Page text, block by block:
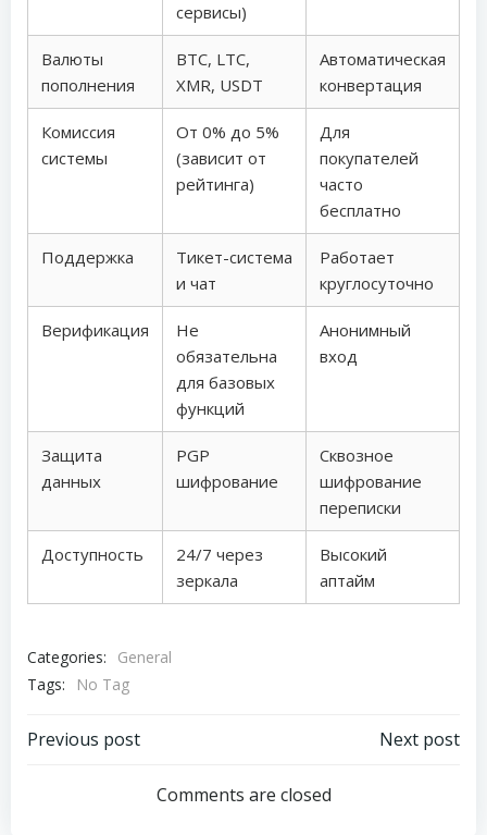
сервисы)
Валюты
пополнения
BTC, LTC,
XMR, USDT
Автоматическая
конвертация
Комиссия
системы
От 0% до 5%
(зависит от
рейтинга)
Для
покупателей
часто
бесплатно
Поддержка
Тикет-система
и чат
Работает
круглосуточно
Верификация
Не
обязательна
для базовых
функций
Анонимный
вход
Защита
данных
PGP
шифрование
Сквозное
шифрование
переписки
Доступность
24/7 через
зеркала
Высокий
аптайм
Categories:
General
Tags:
No Tag
Post
navigation
Previous post
navigation
Next post
Comments are closed